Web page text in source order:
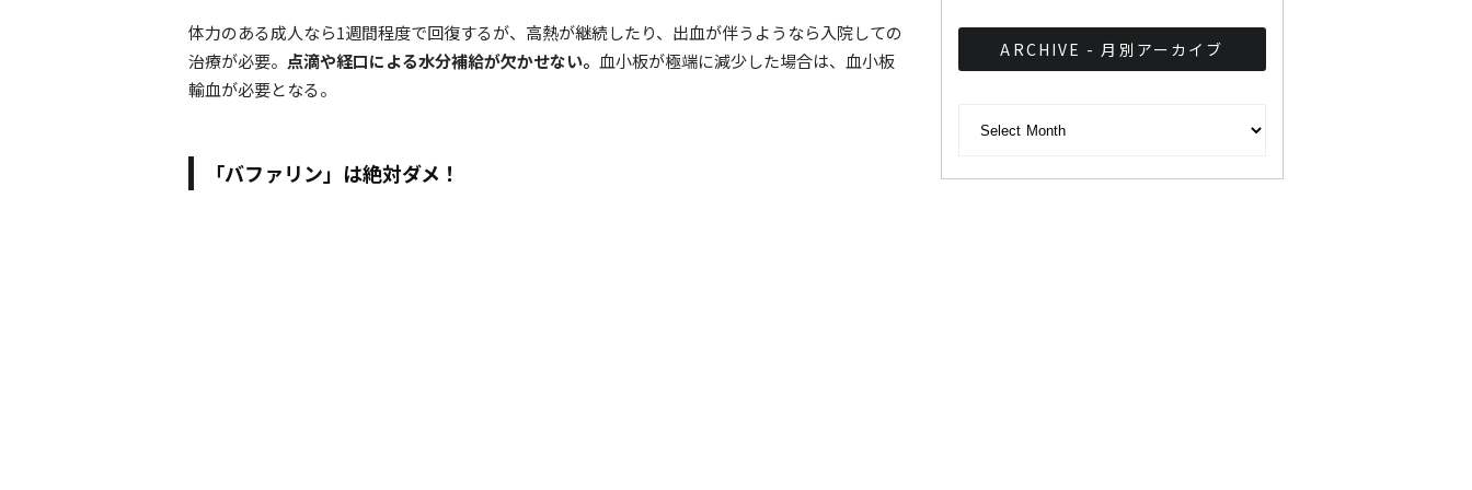
体力のある成人なら1週間程度で回復するが、高熱が継続したり、出血が伴うようなら入院しての
治療が必要。 点滴や経口による水分補給が欠かせない。 血小板が極端に減少した場合は、血小板
輸血が必要となる。
「バファリン」は絶対ダメ！
ARCHIVE - 月別アーカイブ